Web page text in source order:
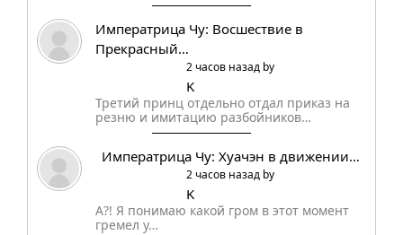
Императрица Чу: Восшествие в
Прекрасный…
2 часов назад by
K
Третий принц отдельно отдал приказ на
резню и имитацию разбойников…
Императрица Чу: Хуачэн в движении…
2 часов назад by
K
А?! Я понимаю какой гром в этот момент
гремел у…